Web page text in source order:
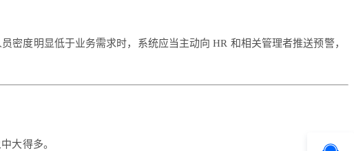
度明显低于业务需求时，系统应当主动向 HR 和相关管理者推送预警，
大得多。